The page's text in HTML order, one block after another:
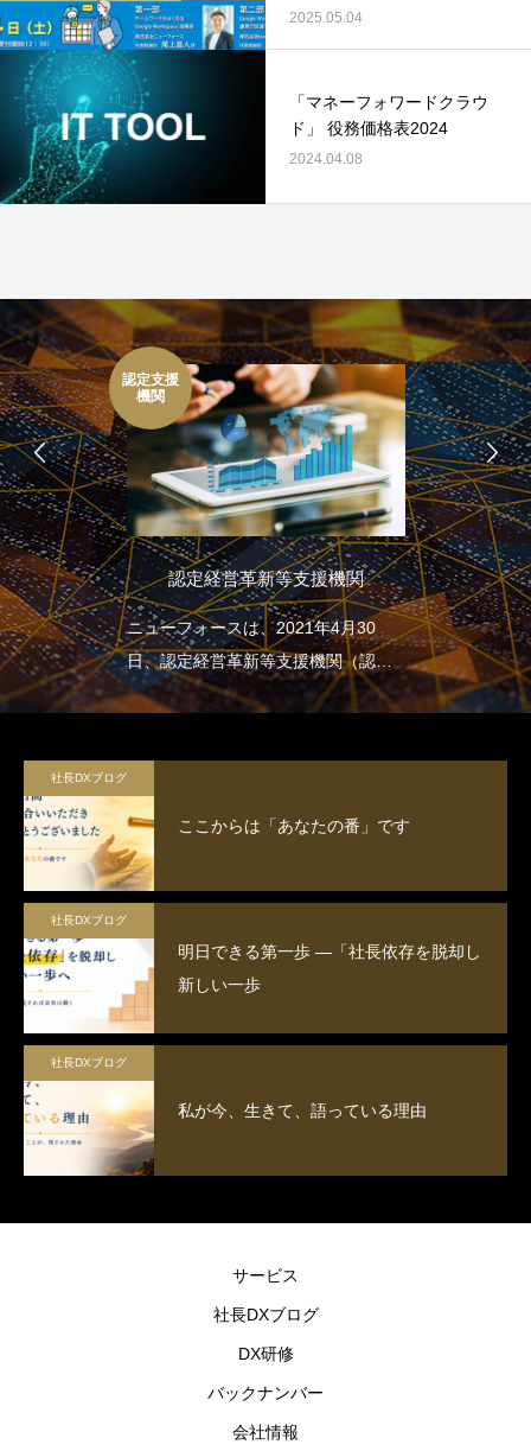
Workspace」の連携活用法
2025.05.04
「マネーフォワードクラウ
ド」 役務価格表2024
2024.04.08
認定支援
機関
認定経営革新等支援機関
ニューフォースは、2021年4月30
日、認定経営革新等支援機関（認定
支援機関）となりました
社長DXブログ
ここからは「あなたの番」です
社長DXブログ
明日できる第一歩 ―「社長依存を脱却し
新しい一歩
社長DXブログ
私が今、生きて、語っている理由
サービス
社長DXブログ
DX研修
バックナンバー
会社情報